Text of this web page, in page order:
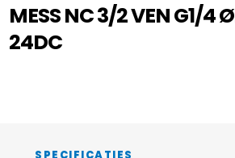
MESS NC 3/2 VEN G1/4
24DC